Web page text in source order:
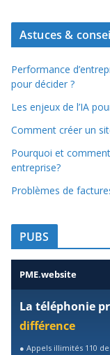
Astuces &
Performance
pour décider ?
Les enjeux de l’IA
Comment créer un
Pourquoi et
entreprise?
Problèmes de
PUBS
PME.website
La téléphonie
différence
● Appels illimités 110